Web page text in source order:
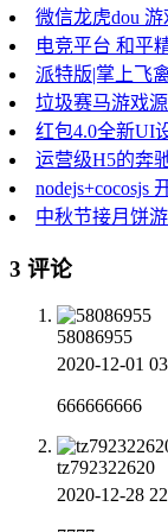
微信龙虎dou 游
电竞平台 和平
派特版|掌上飞
垃圾赛马游戏
红包4.0全新UI
运营级H5的奔
nodejs+cocosjs
中秋节接月饼
3 评论
58086955
2020-12-01
666666666
tz792322620
2020-12-28